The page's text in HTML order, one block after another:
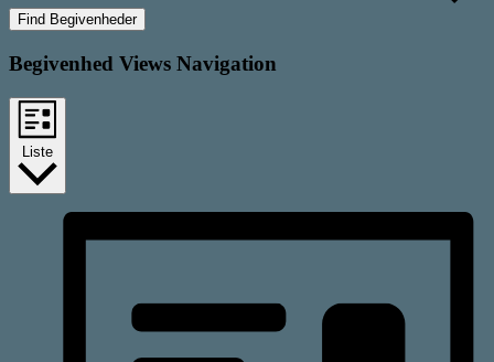
Find Begivenheder
Begivenhed Views Navigation
Liste